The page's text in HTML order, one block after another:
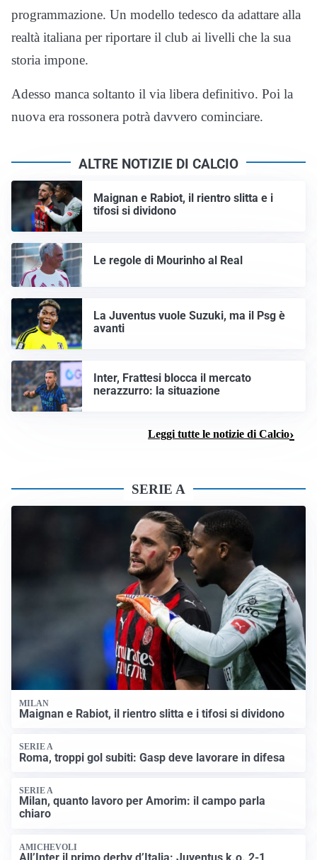
programmazione. Un modello tedesco da adattare alla
realtà italiana per riportare il club ai livelli che la sua
storia impone.
Adesso manca soltanto il via libera definitivo. Poi la
nuova era rossonera potrà davvero cominciare.
ALTRE NOTIZIE DI CALCIO
Maignan e Rabiot, il rientro slitta e i
tifosi si dividono
Le regole di Mourinho al Real
La Juventus vuole Suzuki, ma il Psg è
avanti
Inter, Frattesi blocca il mercato
nerazzurro: la situazione
Leggi tutte le notizie di Calcio
SERIE A
MILAN
Maignan e Rabiot, il rientro slitta e i tifosi si dividono
SERIE A
Roma, troppi gol subiti: Gasp deve lavorare in difesa
SERIE A
Milan, quanto lavoro per Amorim: il campo parla
chiaro
AMICHEVOLI